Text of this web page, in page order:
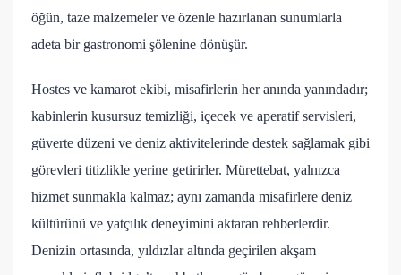
öğün, taze malzemeler ve özenle hazırlanan sunumlarla
adeta bir gastronomi şölenine dönüşür.
Hostes ve kamarot ekibi, misafirlerin her anında yanındadır;
kabinlerin kusursuz temizliği, içecek ve aperatif servisleri,
güverte düzeni ve deniz aktivitelerinde destek sağlamak gibi
görevleri titizlikle yerine getirirler. Mürettebat, yalnızca
hizmet sunmakla kalmaz; aynı zamanda misafirlere deniz
kültürünü ve yatçılık deneyimini aktaran rehberlerdir.
Denizin ortasında, yıldızlar altında geçirilen akşam